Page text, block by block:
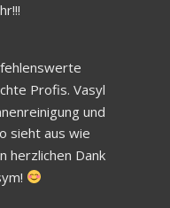
Profis. Vasyl
und
sieht aus wie
herzlichen Dank